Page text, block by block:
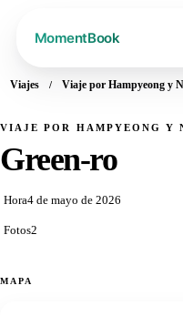
Viajes Viaje por Hampyeong y
VIAJE POR HAMPYEONG Y
Green-ro
Hora4 de mayo de 2026
Fotos2
MAPA